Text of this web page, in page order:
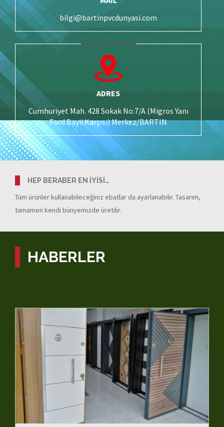
bilgi@bartinpvcdunyasi.com
ADRES
Cumhuriyet Mah. 428 Sokak No:7/A (Migros Yanı
Ford Bayii Karşısı) Merkez/BARTIN
HEP BERABER EN İYİSİ…
Tüm ürünler kullanabileceğiniz ebatlar da ayarlanabilir. Tasarım,
tamamen kendi bünyemizde üretilir.
HABERLER